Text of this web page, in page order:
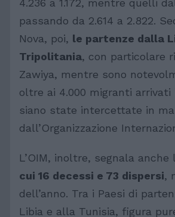
4.236 a 1.172, mentre quelli
passando da 2.614 a 2.822.
Nova, poi, le partenze dalla
Tripolitania, con particolare
Zawiya, mentre sono
oltre ai 4.000 migranti
siano state intercettate in
dall’Organizzazione
L’OIM, inoltre, segnala
cui 16 decessi e 73 dispersi,
dell’anno. Tra i Paesi di
Libia e alla Tunisia, figura